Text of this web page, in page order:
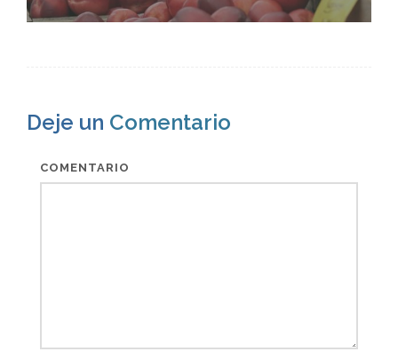
Deje un Comentario
COMENTARIO